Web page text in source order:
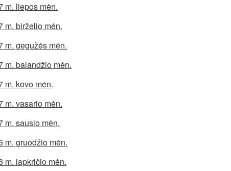
m. liepos mėn.
m. birželio mėn.
m. gegužės mėn.
m. balandžio mėn.
m. kovo mėn.
m. vasario mėn.
m. sausio mėn.
m. gruodžio mėn.
m. lapkričio mėn.